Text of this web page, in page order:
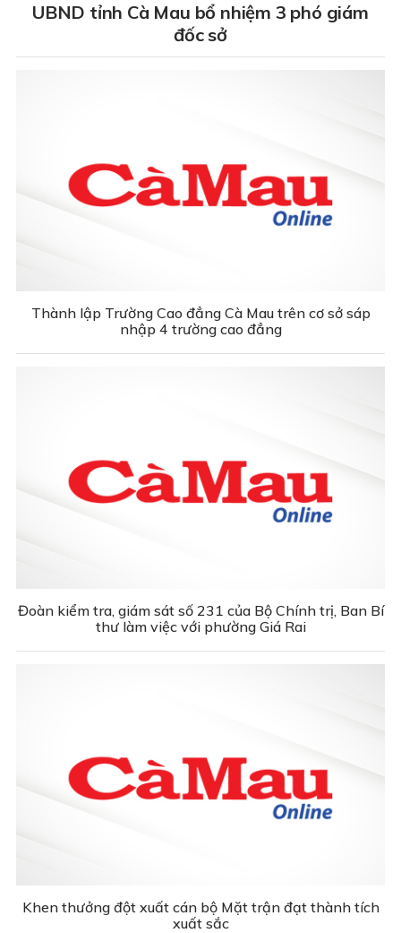
UBND tỉnh Cà Mau bổ nhiệm 3 phó giám
đốc sở
Thành lập Trường Cao đẳng Cà Mau trên cơ sở sáp
nhập 4 trường cao đẳng
Đoàn kiểm tra, giám sát số 231 của Bộ Chính trị, Ban Bí
thư làm việc với phường Giá Rai
Khen thưởng đột xuất cán bộ Mặt trận đạt thành tích
xuất sắc